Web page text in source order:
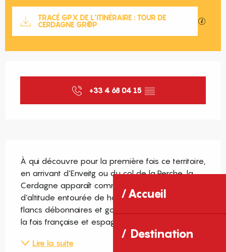
Accueil
Destination
Documentation
TRACÉ GPX DE L'ITINÉRAIRE : TOUR DE
CERDAGNE GR®P
+33 4 68 04 15 ▒▒
À qui découvre pour la première fois ce territoire,
en arrivant d’Enveitg ou du col de la Perche, la
Cerdagne apparaît comme une très large vallée
d’altitude entourée de hautes montagnes aux
flancs débonnaires et gorgés de soleil. Elle est à
la fois française et espagnole : donc catalane !...
Lire la suite